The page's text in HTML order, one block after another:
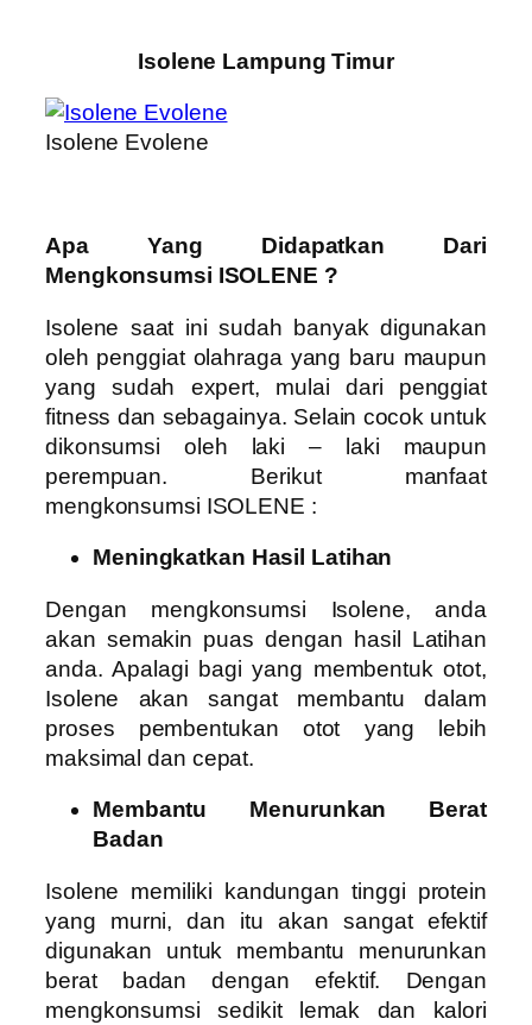
Isolene Lampung Timur
Isolene Evolene
Apa Yang Didapatkan Dari
Mengkonsumsi ISOLENE ?
Isolene saat ini sudah banyak digunakan
oleh penggiat olahraga yang baru maupun
yang sudah expert, mulai dari penggiat
fitness dan sebagainya. Selain cocok untuk
dikonsumsi oleh laki – laki maupun
perempuan. Berikut manfaat
mengkonsumsi ISOLENE :
Meningkatkan Hasil Latihan
Dengan mengkonsumsi Isolene, anda
akan semakin puas dengan hasil Latihan
anda. Apalagi bagi yang membentuk otot,
Isolene akan sangat membantu dalam
proses pembentukan otot yang lebih
maksimal dan cepat.
Membantu Menurunkan Berat
Badan
Isolene memiliki kandungan tinggi protein
yang murni, dan itu akan sangat efektif
digunakan untuk membantu menurunkan
berat badan dengan efektif. Dengan
mengkonsumsi sedikit lemak dan kalori